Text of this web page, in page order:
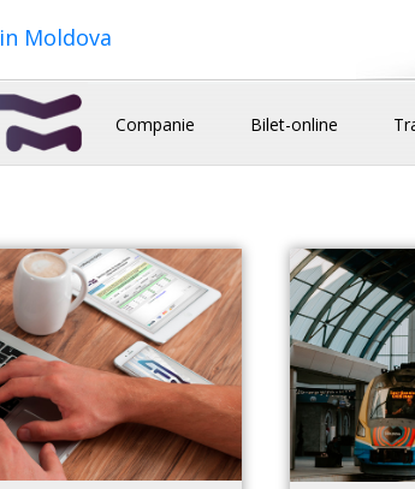
Moldova
Companie Bilet-online